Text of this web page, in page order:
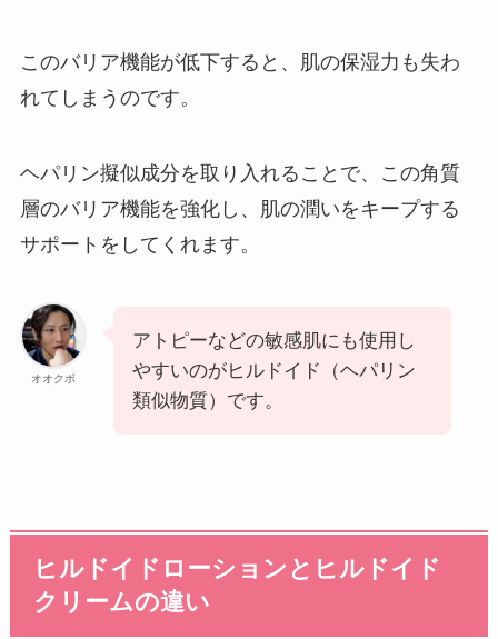
このバリア機能が低下すると、肌の保湿力も失わ
れてしまうのです。
ヘパリン擬似成分を取り入れることで、この角質
層のバリア機能を強化し、肌の潤いをキープする
サポートをしてくれます。
オオクボ
アトピーなどの敏感肌にも使用し
やすいのがヒルドイド（ヘパリン
類似物質）です。
ヒルドイドローションとヒルドイド
クリームの違い